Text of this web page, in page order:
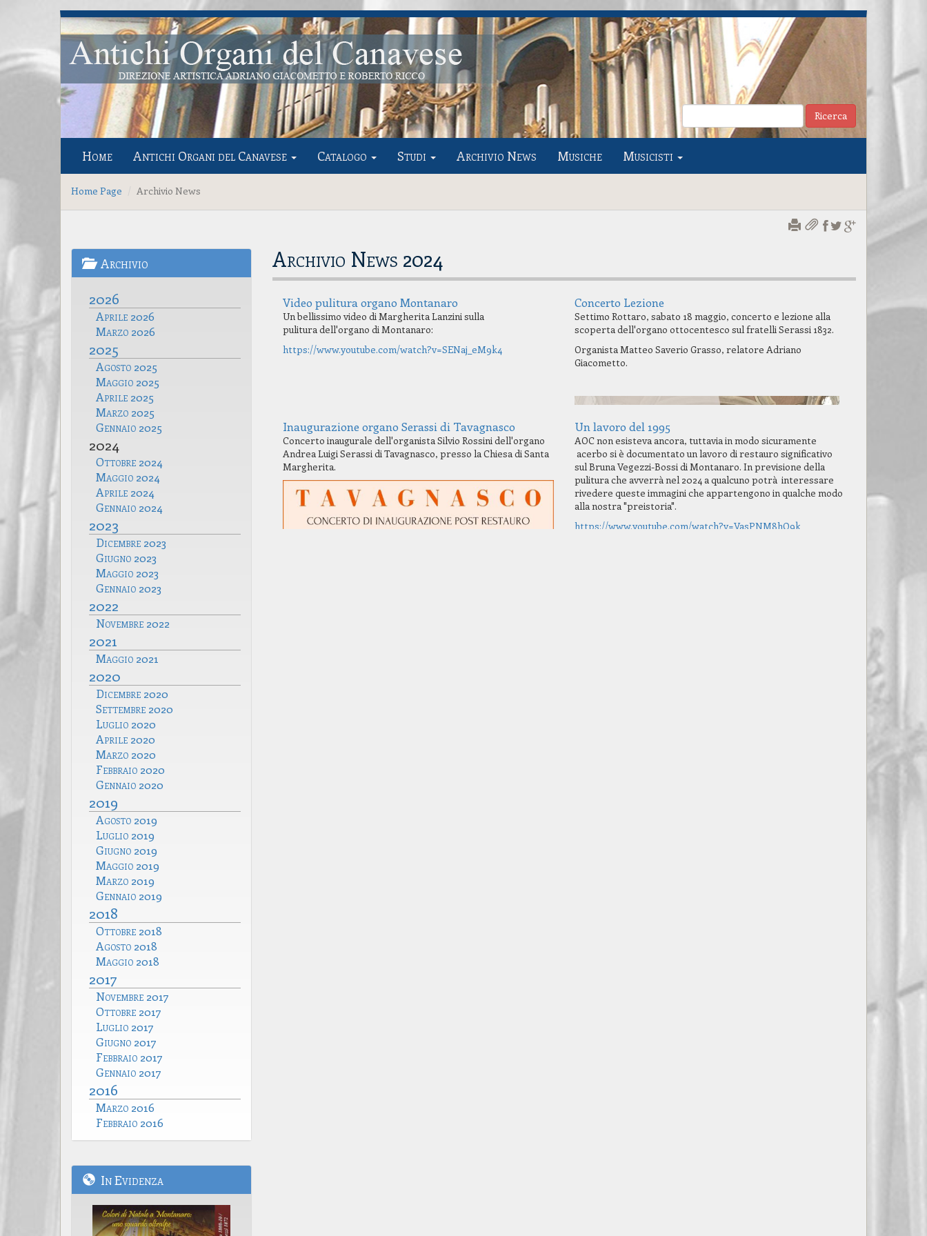
Home Antichi Organi del Canavese Catalogo Studi Archivio News Musiche Musicisti
Home Page Archivio News
Archivio News 2024
Video pulitura organo Montanaro
Un bellissimo video di Margherita Lanzini sulla
pulitura dell'organo di Montanaro:
https://www.youtube.com/watch?v=SENaj_eM9k4
Concerto Lezione
Settimo Rottaro, sabato 18 maggio, concerto e lezione alla
scoperta dell'organo ottocentesco sul fratelli Serassi 1832.
Organista Matteo Saverio Grasso, relatore Adriano
Giacometto.
Inaugurazione organo Serassi di Tavagnasco
Concerto inaugurale dell'organista Silvio Rossini dell'organo
Andrea Luigi Serassi di Tavagnasco, presso la Chiesa di Santa
Margherita.
Un lavoro del 1995
AOC non esisteva ancora, tuttavia in modo sicuramente
acerbo si è documentato un lavoro di restauro significativo
sul Bruna Vegezzi-Bossi di Montanaro. In previsione della
pulitura che avverrà nel 2024 a qualcuno potrà interessare
rivedere queste immagini che appartengono in qualche modo
alla nostra "preistoria".
https://www.youtube.com/watch?v=VasPNM8hO9k
Archivio
2026
Aprile 2026
Marzo 2026
2025
Agosto 2025
Maggio 2025
Aprile 2025
Marzo 2025
Gennaio 2025
2024
Ottobre 2024
Maggio 2024
Aprile 2024
Gennaio 2024
2023
Dicembre 2023
Giugno 2023
Maggio 2023
Gennaio 2023
2022
Novembre 2022
2021
Maggio 2021
2020
Dicembre 2020
Settembre 2020
Luglio 2020
Aprile 2020
Marzo 2020
Febbraio 2020
Gennaio 2020
2019
Agosto 2019
Luglio 2019
Giugno 2019
Maggio 2019
Marzo 2019
Gennaio 2019
2018
Ottobre 2018
Agosto 2018
Maggio 2018
2017
Novembre 2017
Ottobre 2017
Luglio 2017
Giugno 2017
Febbraio 2017
Gennaio 2017
2016
Marzo 2016
Febbraio 2016
In Evidenza